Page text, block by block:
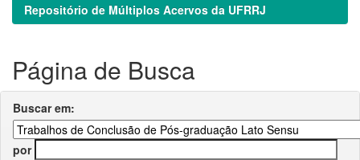
Repositório de Múltiplos Acervos da UFRRJ
Página de Busca
Buscar em:
por